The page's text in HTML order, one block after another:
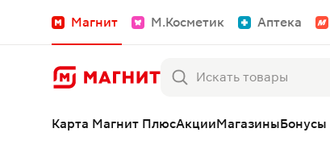
Магнит М.Косметик Аптека
Карта Магнит ПлюсАкцииМагазиныБонусы